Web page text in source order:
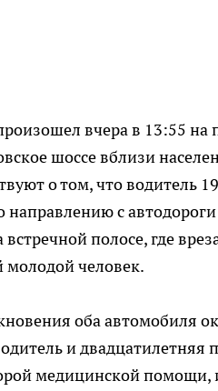
вчера в 13:55
шоссе вблизи
о том, что водитель
направлению с
встречной полосе, где
молодой человек.
оба автомобиля
и двадцатилетняя
медицинской помощи,